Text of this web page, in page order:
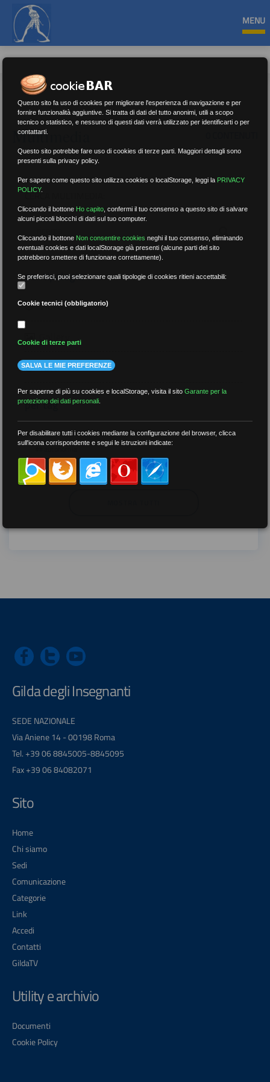
MENU
Multimedia
CERCA MULTIMEDIA:
per tipologia
Video
Gallery
Tutti
per tag
##DS ##FGU ##Gilda
##audoizioni
##autonomia
Gilda degli Insegnanti
SEDE NAZIONALE
Via Aniene 14 - 00198 Roma
Tel. +39 06 8845005-8845095
Fax +39 06 84082071
Sito
Home
Chi siamo
Sedi
Comunicazione
Categorie
Link
Accedi
Contatti
GildaTV
Utility e archivio
Documenti
Cookie Policy
Questo sito fa uso di cookies per migliorare l'esperienza di navigazione e per
fornire funzionalità aggiuntive. Si tratta di dati del tutto anonimi, utili a scopo
tecnico o statistico, e nessuno di questi dati verrà utilizzato per identificarti o per
contattarti.
Questo sito potrebbe fare uso di cookies di terze parti. Maggiori dettagli sono
presenti sulla privacy policy.
Per sapere come questo sito utilizza cookies o localStorage, leggi la PRIVACY
POLICY.
Cliccando il bottone Ho capito,confermi il tuo consenso a questo sito di salvare
alcuni piccoli blocchi di dati sul tuo computer.
Cliccando il bottone Non consentire cookies neghi il tuo consenso, eliminando
eventuali cookies e dati localStorage già presenti (alcune parti del sito
potrebbero smettere di funzionare correttamente).
Se preferisci, puoi selezionare quali tipologie di cookies ritieni accettabili:
Cookie tecnici (obbligatorio)
Cookie di terze parti
SALVA LE MIE PREFERENZE
Per saperne di più su cookies e localStorage, visita il sitoGarante per la
protezione dei dati personali.
Per disabilitare tutti i cookies mediante la configurazione del browser, clicca
sull'icona corrispondente e segui le istruzioni indicate: